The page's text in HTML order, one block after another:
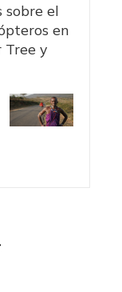
sobre el
en
Tree y